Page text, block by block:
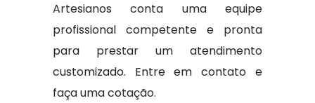
Artesianos conta uma equipe
profissional competente e pronta
para prestar um atendimento
customizado. Entre em contato e
faça uma cotação.